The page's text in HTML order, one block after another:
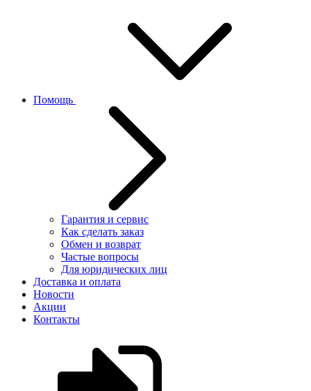
Помощь
Гарантия и сервис
Как сделать заказ
Обмен и возврат
Частые вопросы
Для юридических лиц
Доставка и оплата
Новости
Акции
Контакты